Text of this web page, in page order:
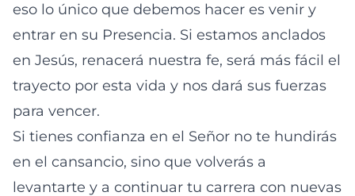
eso lo único que debemos hacer es venir y
entrar en su Presencia. Si estamos anclados
en Jesús, renacerá nuestra fe, será más fácil el
trayecto por esta vida y nos dará sus fuerzas
para vencer.
Si tienes confianza en el Señor no te hundirás
en el cansancio, sino que volverás a
levantarte y a continuar tu carrera con nuevas